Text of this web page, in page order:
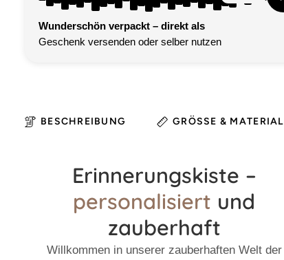
Wunderschön verpackt – direkt als
Geschenk versenden oder selber nutzen
BESCHREIBUNG GRÖSSE & MATERIAL
Erinnerungskiste –
personalisiert und
zauberhaft
Willkommen in unserer zauberhaften Welt der